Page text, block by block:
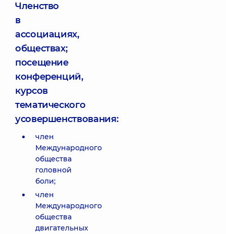
Членство
в
ассоциациях,
обществах;
посещение
конференций,
курсов
тематического
усовершенствования:
член
Международного
общества
головной
боли;
член
Международного
общества
двигательных